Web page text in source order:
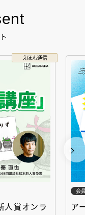
えほん通信
人賞オンラ
会
ア